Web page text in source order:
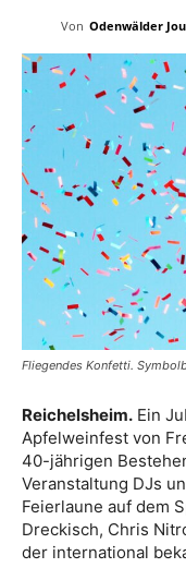
Von Odenwälder
Fliegendes Konfetti.
Reichelsheim. Ein
Apfelweinfest von
40-jährigen
Veranstaltung DJs
Feierlaune auf dem
Dreckisch, Chris
der international